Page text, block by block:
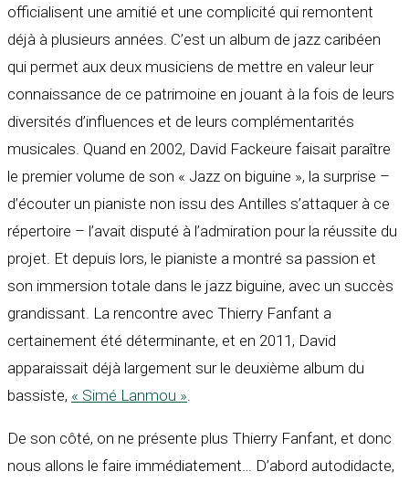
officialisent une amitié et une complicité qui remontent
déjà à plusieurs années. C’est un album de jazz caribéen
qui permet aux deux musiciens de mettre en valeur leur
connaissance de ce patrimoine en jouant à la fois de leurs
diversités d’influences et de leurs complémentarités
musicales. Quand en 2002, David Fackeure faisait paraître
le premier volume de son « Jazz on biguine », la surprise –
d’écouter un pianiste non issu des Antilles s’attaquer à ce
répertoire – l’avait disputé à l’admiration pour la réussite du
projet. Et depuis lors, le pianiste a montré sa passion et
son immersion totale dans le jazz biguine, avec un succès
grandissant. La rencontre avec Thierry Fanfant a
certainement été déterminante, et en 2011, David
apparaissait déjà largement sur le deuxième album du
bassiste, « Simé Lanmou »
De son côté, on ne présente plus Thierry Fanfant, et donc
nous allons le faire immédiatement… D’abord autodidacte,